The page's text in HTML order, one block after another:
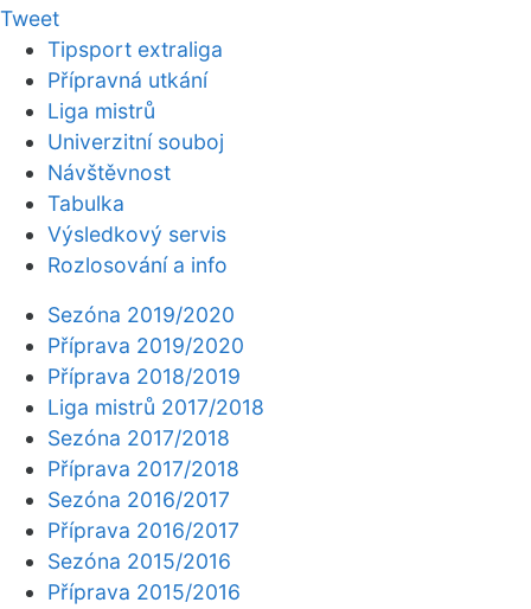
Tweet
Tipsport extraliga
Přípravná utkání
Liga mistrů
Univerzitní souboj
Návštěvnost
Tabulka
Výsledkový servis
Rozlosování a info
Sezóna 2019/2020
Příprava 2019/2020
Příprava 2018/2019
Liga mistrů 2017/2018
Sezóna 2017/2018
Příprava 2017/2018
Sezóna 2016/2017
Příprava 2016/2017
Sezóna 2015/2016
Příprava 2015/2016